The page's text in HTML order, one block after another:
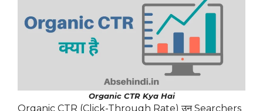
Organic CTR Kya Hai
Organic CTR (Click-Through Rate) उन Searchers